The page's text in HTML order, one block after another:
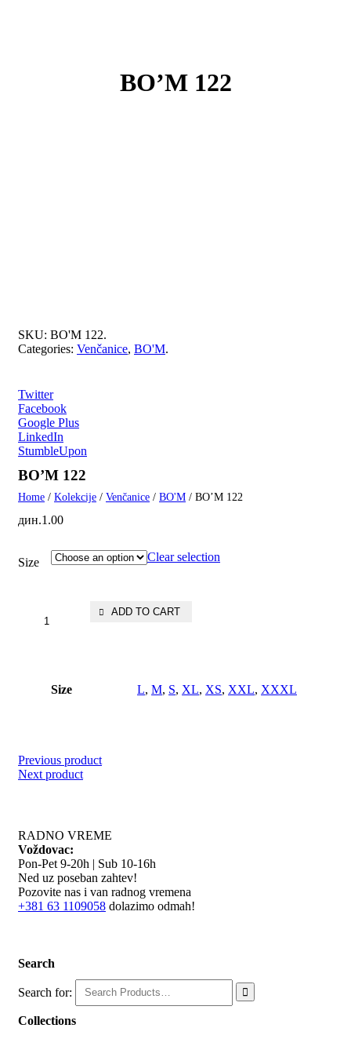
BO’M 122
SKU: BO'M 122.
Categories: Venčanice, BO'M.
Twitter
Facebook
Google Plus
LinkedIn
StumbleUpon
BO’M 122
Home / Kolekcije / Venčanice / BO'M / BO’M 122
дин.1.00
Size Clear selection
ADD TO CART
Size L, M, S, XL, XS, XXL, XXXL
Previous product
Next product
RADNO VREME
Voždovac:
Pon-Pet 9-20h | Sub 10-16h
Ned uz poseban zahtev!
Pozovite nas i van radnog vremena
+381 63 1109058 dolazimo odmah!
Search
Search for: 
Collections